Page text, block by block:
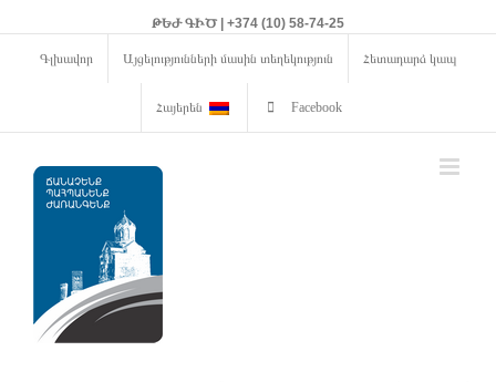
ԹԵԺ ԳԻԾ | +374 (10) 58-74-25
Գլխավոր Այցելությունների մասին տեղեկություն Հետադարձ կապ
Հայերեն Facebook